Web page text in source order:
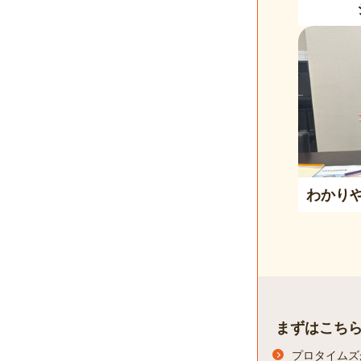
わかり
まずはこち
プロタイム